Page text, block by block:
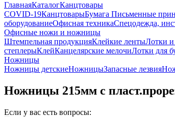
ГлавнаяКаталогКанцтовары
COVID-19КанцтоварыБумага Письменные
оборудованиеОфисная техникаСпецодежда,
Офисные ножи и ножницы
Штемпельная продукцияКлейкие лентыЛотки и
степлерыКлейКанцелярские мелочиЛотки для
Ножницы
Ножницы детскиеНожницыЗапасные лезвия
Ножницы 215мм с
Если у вас есть вопросы: